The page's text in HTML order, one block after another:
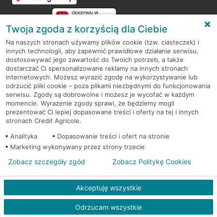
RODO
Regulamin serwisu
Mapa serwisu
PolitykaCookies
© 2026 Credit Agricole Bank Polska S.A. Wszelkie prawa zastrzeżone
Twoja zgoda z korzyścią dla Ciebie
Na naszych stronach używamy plików cookie (tzw. ciasteczek) i
innych technologii, aby zapewnić prawidłowe działanie serwisu,
dostosowywać jego zawartość do Twoich potrzeb, a także
dostarczać Ci spersonalizowane reklamy na innych stronach
internetowych. Możesz wyrazić zgodę na wykorzystywanie lub
odrzucić pliki cookie – poza plikami niezbędnymi do funkcjonowania
serwisu. Zgody są dobrowolne i możesz je wycofać w każdym
momencie. Wyrażenie zgody sprawi, że będziemy mogli
prezentować Ci lepiej dopasowane treści i oferty na tej i innych
stronach Credit Agricole.
Analityka
Dopasowanie treści i ofert na stronie
Marketing wykonywany przez strony trzecie
Akceptuję wszystkie
Odrzucam wszystkie
Zobacz szczegóły zgód Zobacz Politykę Cookies